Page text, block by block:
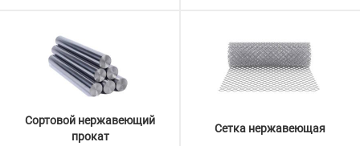
Сортовой нержавеющий
прокат
Сетка нержавеющая